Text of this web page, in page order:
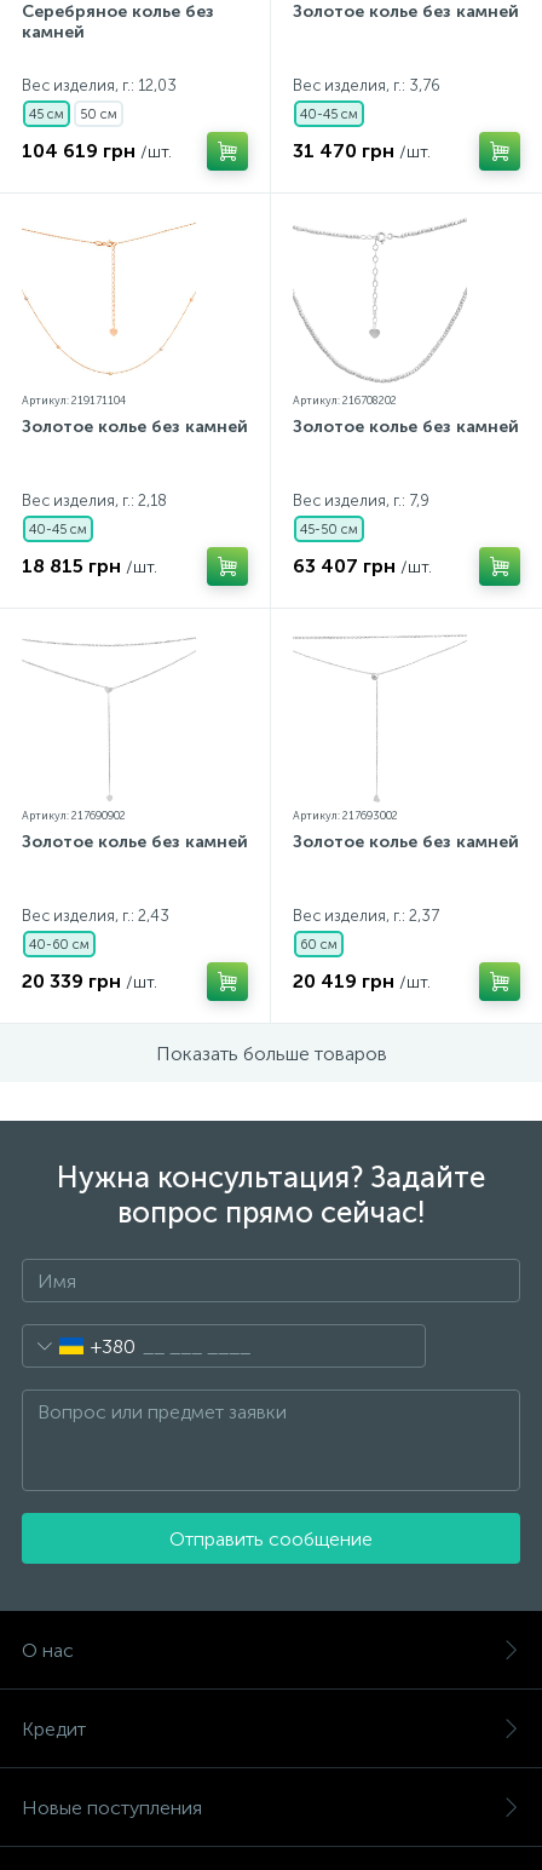
Серебряное колье без
камней
Вес изделия, г.: 12,03
45 см 50 см
104 619 грн /шт.
Золотое колье без камней
Вес изделия, г.: 3,76
40-45 см
31 470 грн /шт.
Артикул: 219171104
Золотое колье без камней
Вес изделия, г.: 2,18
40-45 см
18 815 грн /шт.
Артикул: 216708202
Золотое колье без камней
Вес изделия, г.: 7,9
45-50 см
63 407 грн /шт.
Артикул: 217690902
Золотое колье без камней
Вес изделия, г.: 2,43
40-60 см
20 339 грн /шт.
Артикул: 217693002
Золотое колье без камней
Вес изделия, г.: 2,37
60 см
20 419 грн /шт.
Показать больше товаров
Нужна консультация? Задайте
вопрос прямо сейчас!
+380
Отправить сообщение
О нас
Кредит
Новые поступления